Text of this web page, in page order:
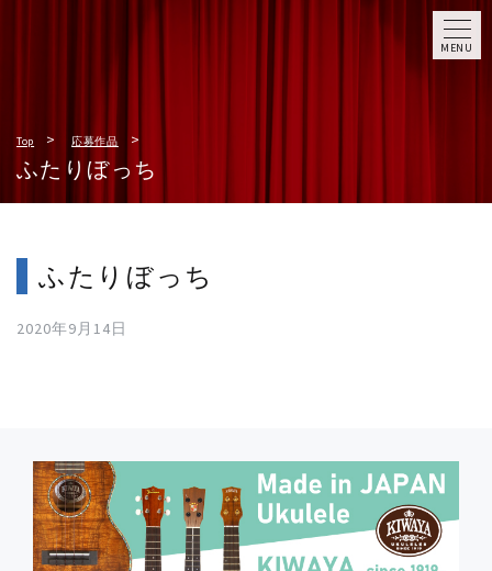
MENU
Top 応募作品
ふたりぼっち
ふたりぼっち
2020年9月14日